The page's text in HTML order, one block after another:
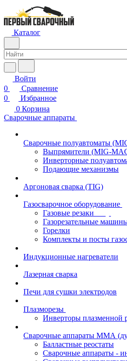
Каталог
Войти
0
Сравнение
0
Избранное
0 Корзина
Сварочные аппараты
Сварочные полуавтоматы
Выпрямители (MIG-
Инверторные
Подающие механизмы
Аргоновая сварка (TIG)
Газосварочное оборудование
Газовые резаки
Газорезательные
Горелки
Комплекты и посты
Индукционные нагреватели
Лазерная сварка
Печи для сушки электродов
Плазморезы
Инверторы плазменной
Сварочные аппараты ММА
Балластные реостаты
Сварочные аппараты -